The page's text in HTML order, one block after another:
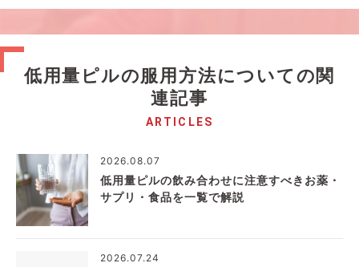
低用量ピルの服用方法についての関
連記事
ARTICLES
2026.08.07
低用量ピルの飲み合わせに注意すべきお薬・
サプリ・食品を一覧で解説
2026.07.24